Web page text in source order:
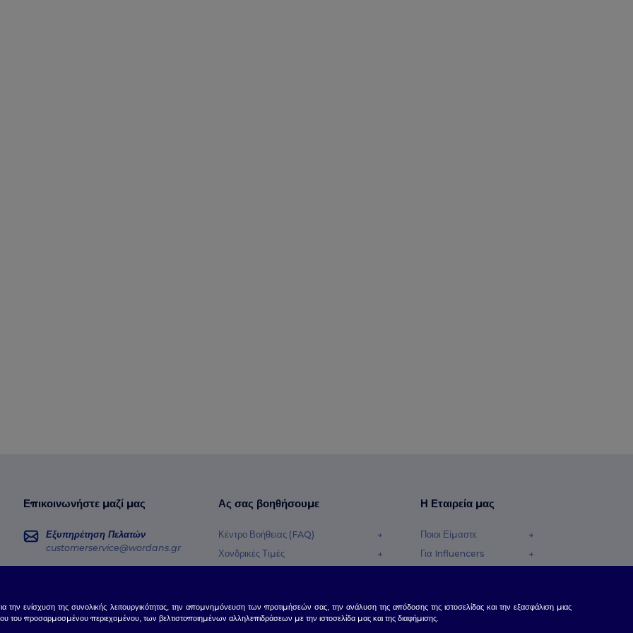
Επικοινωνήστε μαζί μας
Εξυπηρέτηση Πελατών
customerservice@wordans.gr
Παρακολούθηση Παραγγελίας
Ας σας βοηθήσουμε
Κέντρο Βοήθειας (FAQ)
Χονδρικές Τιμές
Μέθοδοι Αποστολής
Η Εταιρεία μας
Ποιοι Είμαστε
Για Influencers
την ενίσχυση της συνολικής λειτουργικότητας, την απομνημόνευση των προτιμήσεών σας, την ανάλυση της απόδοσης της ιστοσελίδας και την εξασφάλιση μιας
του προσαρμοσμένου περιεχομένου, των βελτιστοποιημένων αλληλεπιδράσεων με την ιστοσελίδα μας και της διαφήμισης.